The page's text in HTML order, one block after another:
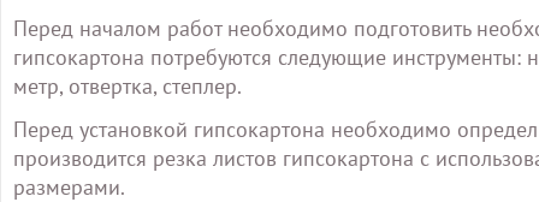
Перед началом работ необходимо подготовить
гипсокартона потребуются следующие инструменты:
метр, отвертка, степлер.
Перед установкой гипсокартона необходимо
производится резка листов гипсокартона с
размерами.